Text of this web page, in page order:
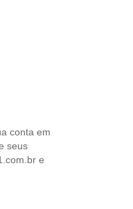
conta em
seus
e